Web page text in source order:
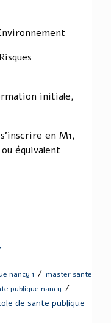
initiale,
en M1,
équivalent
nancy 1 / master sante
publique nancy /
de sante publique